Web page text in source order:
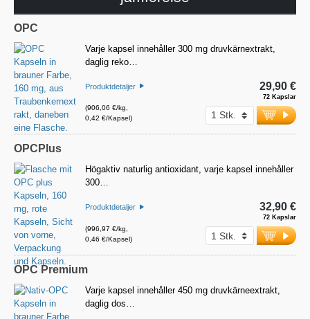
OPC
Varje kapsel innehåller 300 mg druvkärnextrakt,
daglig reko…
Produktdetaljer
(906,06 €/kg,
0,42 €/Kapsel)
72 Kapslar
29,90 €
OPCPlus
Högaktiv naturlig antioxidant, varje kapsel innehåller
300…
Produktdetaljer
(996,97 €/kg,
0,46 €/Kapsel)
72 Kapslar
32,90 €
OPC Premium
Varje kapsel innehåller 450 mg druvkärneextrakt,
daglig dos…